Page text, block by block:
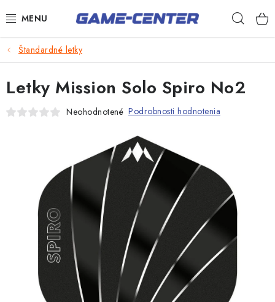
na
Šípky
Darčekové poukazy
Štandardné letky
Letky Mission Solo Spiro No2
Neohodnotené Podrobnosti hodnotenia